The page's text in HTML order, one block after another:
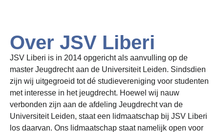
Over JSV Liberi
JSV Liberi is in 2014 opgericht als aanvulling op de
master Jeugdrecht aan de Universiteit Leiden. Sindsdien
zijn wij uitgegroeid tot dé studievereniging voor studenten
met interesse in het jeugdrecht. Hoewel wij nauw
verbonden zijn aan de afdeling Jeugdrecht van de
Universiteit Leiden, staat een lidmaatschap bij JSV Liberi
los daarvan. Ons lidmaatschap staat namelijk open voor